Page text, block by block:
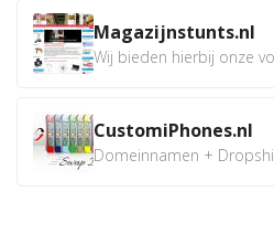
Magazijnstunts.nl
CustomiPhones.nl